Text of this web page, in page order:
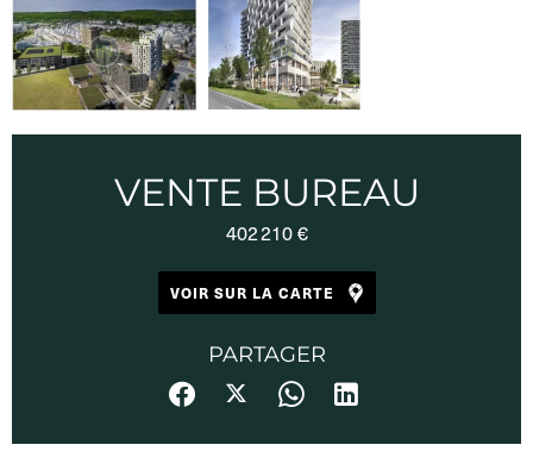
VENTE BUREAU
402 210 €
VOIR SUR LA CARTE
PARTAGER